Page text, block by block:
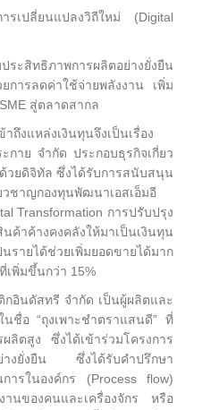
รเปลี่ยนแปลงวิถีใหม่ (Digital
ธิภาพการผลิตอย่างยั่งยืน
การลดค่าใช้จ่ายพลังงาน เพิ่ม
สู่ตลาดสากล
ถึงแหล่งเงินทุนจึงเป็นเรื่อง
าย จำกัด ประกอบธุรกิจเกี่ยว
ยดิจิทัล ซึ่งได้รับการสนับสนุน
ชาญกองทุนพัฒนาเอสเอ็มอี
Transformation การปรับปรุง
ค้าค้างคงคลังให้มาเป็นเงินทุน
ายได้ช่วยเพิ่มยอดขายได้มาก
เพิ่มขึ้นกว่า 15%
อินดัสทรี จำกัด เป็นผู้ผลิตและ
นชื่อ “ถุงเพาะชำตราแสนดี” ที่
ลิตสูง ซึ่งได้เข้าร่วมโครงการ
ย่างยั่งยืน ซึ่งได้รับคำปรึกษา
ารในองค์กร (Process flow)
านของคนและเครื่องจักร หรือ